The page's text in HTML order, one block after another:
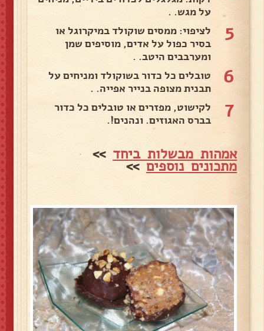
על מגש. .
5
לציפוי: ממסים שוקולד במיקרוגל או
בסיר כפול על אדים, מוסיפים שמן
ומערבבים היטב. .
6
טובלים כל כדור בשוקולד ומניחים על
תבנית מצופה בנייר אפייה. .
7
לקישוט, מפזרים או טובלים כל כדור
בברס האגוזים. ונהנים!.
אמהות מבשלות ביחד >>
מתכונים נוספים>>